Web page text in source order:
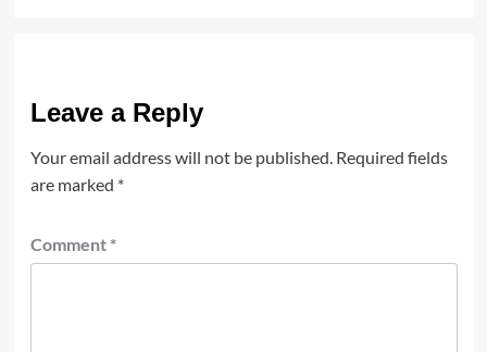
Leave a Reply
Your email address will not be published. Required fields
are marked *
Comment *